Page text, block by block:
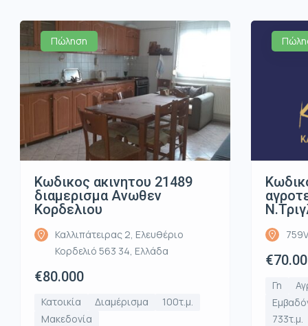
Πώληση
Κωδικος ακινητου 21489
διαμερισμα Ανωθεν
Κορδελιου
Καλλιπάτειρας 2, Ελευθέριο
Κορδελιό 563 34, Ελλάδα
€80.000
Κατοικία Διαμέρισμα
100τ.μ.
Μακεδονία
Γη
733τ.μ.